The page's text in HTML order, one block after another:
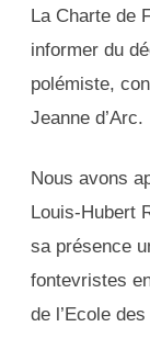
La Charte de
informer du
polémiste,
Jeanne d’Arc.
Nous avons
Louis-Hubert
sa présence
fontevristes
de l’Ecole